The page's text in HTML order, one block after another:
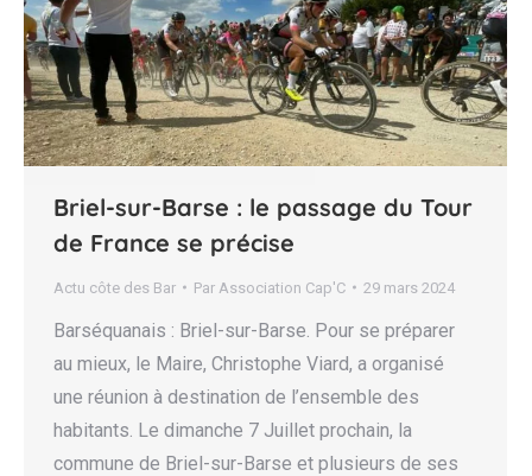
Briel-sur-Barse : le passage du Tour
de France se précise
Actu côte des Bar Par Association Cap'C 29 mars 2024
Barséquanais : Briel-sur-Barse. Pour se préparer
au mieux, le Maire, Christophe Viard, a organisé
une réunion à destination de l’ensemble des
habitants. Le dimanche 7 Juillet prochain, la
commune de Briel-sur-Barse et plusieurs de ses